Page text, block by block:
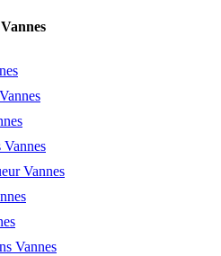
Vannes
Vannes
Vannes
Vannes
Vannes